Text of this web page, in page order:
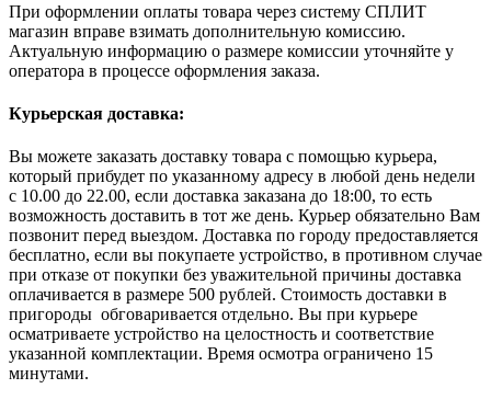
При оформлении оплаты товара через систему СПЛИТ
магазин вправе взимать дополнительную комиссию.
Актуальную информацию о размере комиссии уточняйте у
оператора в процессе оформления заказа.
Курьерская доставка:
Вы можете заказать доставку товара с помощью курьера,
который прибудет по указанному адресу в любой день недели
с 10.00 до 22.00, если доставка заказана до 18:00, то есть
возможность доставить в тот же день. Курьер обязательно Вам
позвонит перед выездом. Доставка по городу предоставляется
бесплатно, если вы покупаете устройство, в противном случае
при отказе от покупки без уважительной причины доставка
оплачивается в размере 500 рублей. Стоимость доставки в
пригороды обговаривается отдельно. Вы при курьере
осматриваете устройство на целостность и соответствие
указанной комплектации. Время осмотра ограничено 15
минутами.